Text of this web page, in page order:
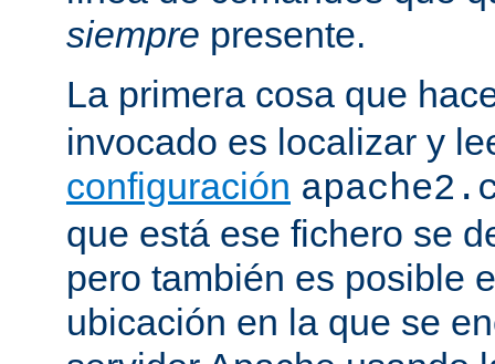
siempre presente.
La primera cosa que
invocado es localizar y
configuración
que está ese fichero se
pero también es posible
ubicación en la que se